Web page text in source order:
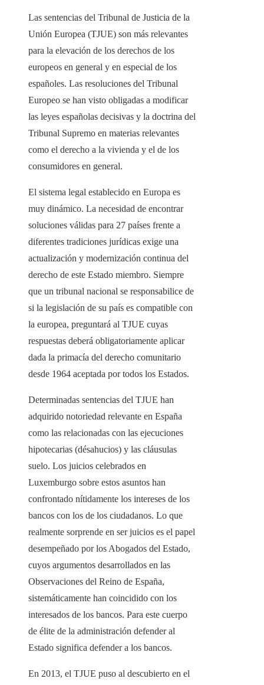
Las sentencias del Tribunal de Justicia de la
Unión Europea (TJUE) son más relevantes
para la elevación de los derechos de los
europeos en general y en especial de los
españoles. Las resoluciones del Tribunal
Europeo se han visto obligadas a modificar
las leyes españolas decisivas y la doctrina del
Tribunal Supremo en materias relevantes
como el derecho a la vivienda y el de los
consumidores en general.
El sistema legal establecido en Europa es
muy dinámico. La necesidad de encontrar
soluciones válidas para 27 países frente a
diferentes tradiciones jurídicas exige una
actualización y modernización continua del
derecho de este Estado miembro. Siempre
que un tribunal nacional se responsabilice de
si la legislación de su país es compatible con
la europea, preguntará al TJUE cuyas
respuestas deberá obligatoriamente aplicar
dada la primacía del derecho comunitario
desde 1964 aceptada por todos los Estados.
Determinadas sentencias del TJUE han
adquirido notoriedad relevante en España
como las relacionadas con las ejecuciones
hipotecarias (désahucios) y las cláusulas
suelo. Los juicios celebrados en
Luxemburgo sobre estos asuntos han
confrontado nítidamente los intereses de los
bancos con los de los ciudadanos. Lo que
realmente sorprende en ser juicios es el papel
desempeñado por los Abogados del Estado,
cuyos argumentos desarrollados en las
Observaciones del Reino de España,
sistemáticamente han coincidido con los
interesados ​​de los bancos. Para este cuerpo
de élite de la administración defender al
Estado significa defender a los bancos.
En 2013, el TJUE puso al descubierto en el